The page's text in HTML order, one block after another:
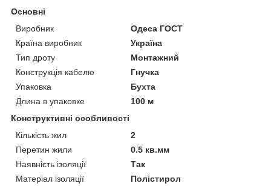
Основні
Виробник
Одеса ГОСТ
Країна виробник
Україна
Тип дроту
Монтажний
Конструкція кабелю
Гнучка
Упаковка
Бухта
Длина в упаковке
100 м
Конструктивні особливості
Кількість жил
2
Перетин жили
0.5 кв.мм
Наявність ізоляції
Так
Матеріал ізоляції
Полістирол